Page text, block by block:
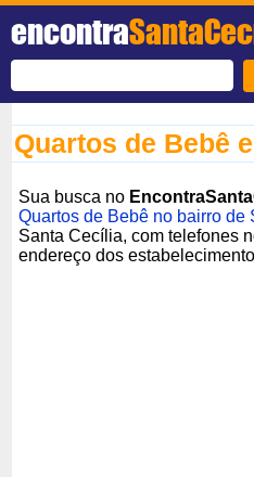
encontra
Quartos de Bebê
Sua busca no
Quartos de Bebê no bairro de
Santa Cecília, com telefones
endereço dos